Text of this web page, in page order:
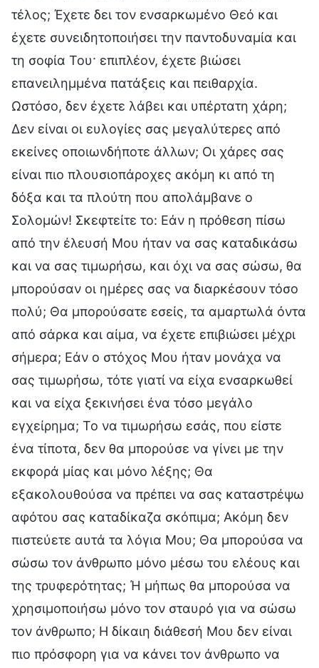
τέλος; Έχετε δει τον ενσαρκωμένο Θεό και
έχετε συνειδητοποιήσει την παντοδυναμία και
τη σοφία Του· επιπλέον, έχετε βιώσει
επανειλημμένα πατάξεις και πειθαρχία.
Ωστόσο, δεν έχετε λάβει και υπέρτατη χάρη;
Δεν είναι οι ευλογίες σας μεγαλύτερες από
εκείνες οποιωνδήποτε άλλων; Οι χάρες σας
είναι πιο πλουσιοπάροχες ακόμη κι από τη
δόξα και τα πλούτη που απολάμβανε ο
Σολομών! Σκεφτείτε το: Εάν η πρόθεση πίσω
από την έλευσή Μου ήταν να σας καταδικάσω
και να σας τιμωρήσω, και όχι να σας σώσω, θα
μπορούσαν οι ημέρες σας να διαρκέσουν τόσο
πολύ; Θα μπορούσατε εσείς, τα αμαρτωλά όντα
από σάρκα και αίμα, να έχετε επιβιώσει μέχρι
σήμερα; Εάν ο στόχος Μου ήταν μονάχα να
σας τιμωρήσω, τότε γιατί να είχα ενσαρκωθεί
και να είχα ξεκινήσει ένα τόσο μεγάλο
εγχείρημα; Το να τιμωρήσω εσάς, που είστε
ένα τίποτα, δεν θα μπορούσε να γίνει με την
εκφορά μίας και μόνο λέξης; Θα
εξακολουθούσα να πρέπει να σας καταστρέψω
αφότου σας καταδίκαζα σκόπιμα; Ακόμη δεν
πιστεύετε αυτά τα λόγια Μου; Θα μπορούσα να
σώσω τον άνθρωπο μόνο μέσω του ελέους και
της τρυφερότητας; Ή μήπως θα μπορούσα να
χρησιμοποιήσω μόνο τον σταυρό για να σώσω
τον άνθρωπο; Η δίκαιη διάθεσή Μου δεν είναι
πιο πρόσφορη για να κάνει τον άνθρωπο να